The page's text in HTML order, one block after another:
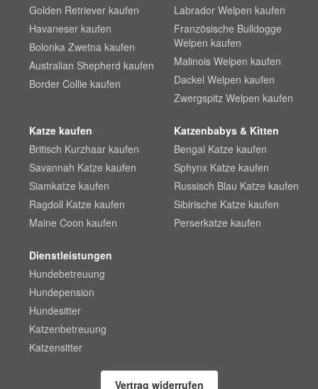
Golden Retriever kaufen
Havaneser kaufen
Bolonka Zwetna kaufen
Australian Shepherd kaufen
Border Collie kaufen
Labrador Welpen kaufen
Französische Bulldogge
Welpen kaufen
Malinois Welpen kaufen
Dackel Welpen kaufen
Zwergspitz Welpen kaufen
Katze kaufen
Britisch Kurzhaar kaufen
Savannah Katze kaufen
Siamkatze kaufen
Ragdoll Katze kaufen
Maine Coon kaufen
Katzenbabys & Kitten
Bengal Katze kaufen
Sphynx Katze kaufen
Russisch Blau Katze kaufen
Sibirische Katze kaufen
Perserkatze kaufen
Dienstleistungen
Hundebetreuung
Hundepension
Hundesitter
Katzenbetreuung
Katzensitter
Vertrag widerrufen